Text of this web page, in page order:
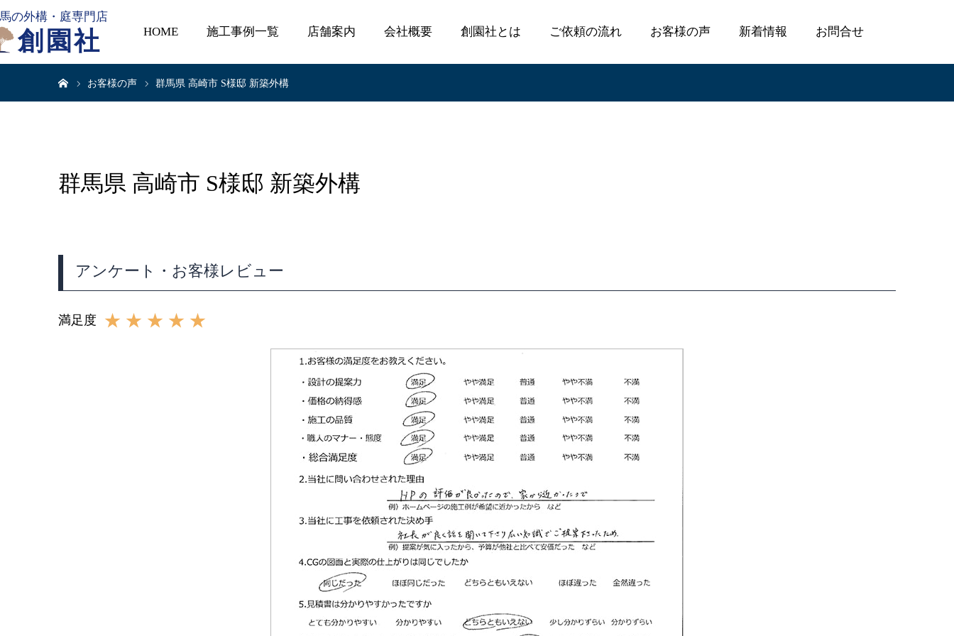
の外構・庭専門店
創園社 HOME 施工事例一覧 店舗案内 会社概要 創園社とは ご依頼の流れ お客様の声 新着情報 お問合せ
お客様の声 群馬県 高崎市 S様邸 新築外構
群馬県 高崎市 S様邸 新築外構
アンケート・お客様レビュー
満足度 ★★★★★